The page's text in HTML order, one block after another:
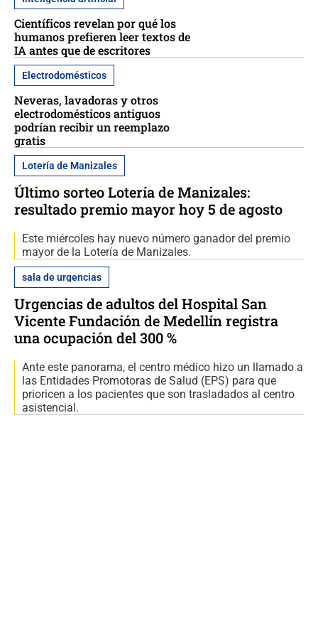
Científicos revelan por qué los
humanos prefieren leer textos de
IA antes que de escritores
Electrodomésticos
Neveras, lavadoras y otros
electrodomésticos antiguos
podrían recibir un reemplazo
gratis
Lotería de Manizales
Último sorteo Lotería de Manizales:
resultado premio mayor hoy 5 de agosto
Este miércoles hay nuevo número ganador del premio
mayor de la Lotería de Manizales.
sala de urgencias
Urgencias de adultos del Hospital San
Vicente Fundación de Medellín registra
una ocupación del 300 %
Ante este panorama, el centro médico hizo un llamado a
las Entidades Promotoras de Salud (EPS) para que
prioricen a los pacientes que son trasladados al centro
asistencial.